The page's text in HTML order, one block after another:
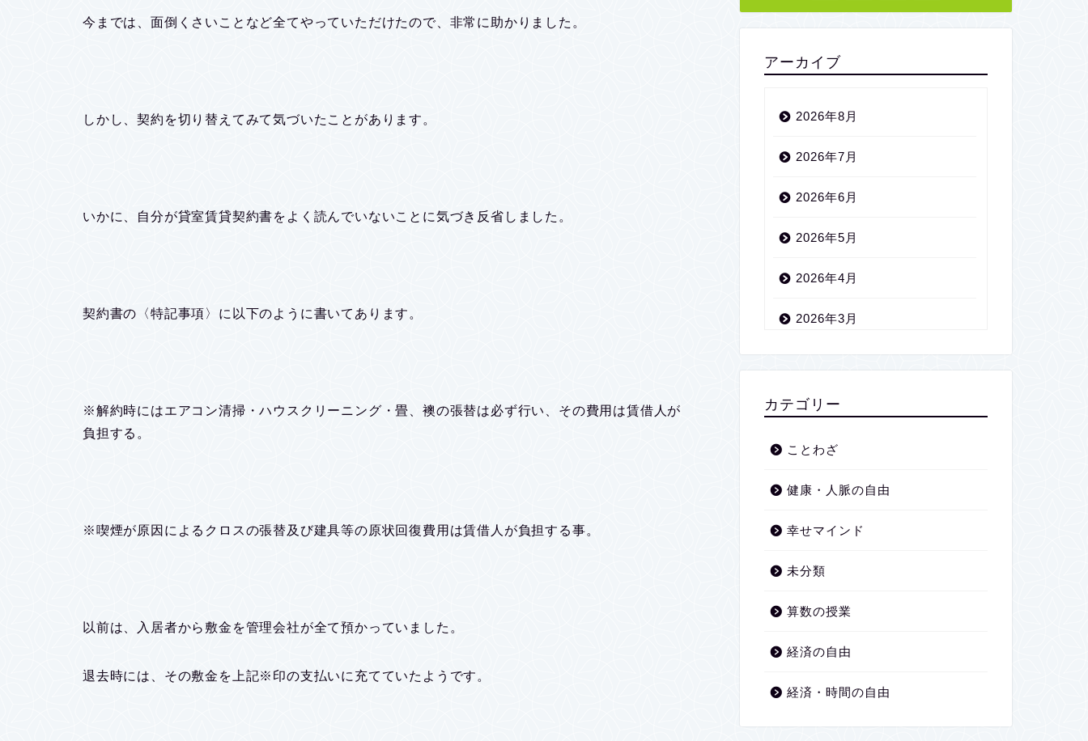
今までは、面倒くさいことなど全てやっていただけたので、非常に助かりました。
しかし、契約を切り替えてみて気づいたことがあります。
いかに、自分が貸室賃貸契約書をよく読んでいないことに気づき反省しました。
契約書の〈特記事項〉に以下のように書いてあります。
※解約時にはエアコン清掃・ハウスクリーニング・畳、襖の張替は必ず行い、その費用は賃借人が
負担する。
※喫煙が原因によるクロスの張替及び建具等の原状回復費用は賃借人が負担する事。
以前は、入居者から敷金を管理会社が全て預かっていました。
退去時には、その敷金を上記※印の支払いに充てていたようです。
アーカイブ
2026年8月
2026年7月
2026年6月
2026年5月
2026年4月
2026年3月
2026年2月
2026年1月
カテゴリー
ことわざ
健康・人脈の自由
幸せマインド
未分類
算数の授業
経済の自由
経済・時間の自由